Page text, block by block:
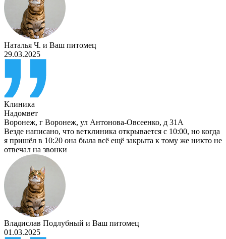
Наталья Ч. и Ваш питомец
29.03.2025
Клиника
Надомвет
Воронеж, г Воронеж, ул Антонова-Овсеенко, д 31А
Везде написано, что ветклиника открывается с 10:00, но когда
я пришёл в 10:20 она была всё ещё закрыта к тому же никто не
отвечал на звонки
Владислав Подлубный и Ваш питомец
01.03.2025